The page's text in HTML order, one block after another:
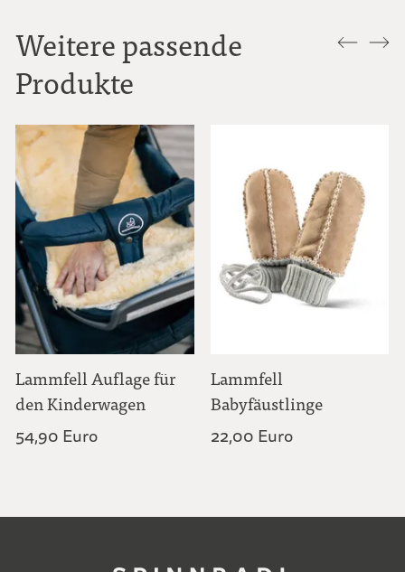
Weitere passende
Produkte
Lammfell Auflage für
den Kinderwagen
54,90 Euro
Lammfell
Babyfäustlinge
22,00 Euro